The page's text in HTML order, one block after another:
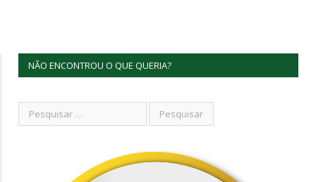
NÃO ENCONTROU O QUE QUERIA?